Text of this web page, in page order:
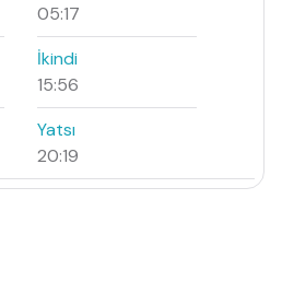
05:17
İkindi
15:56
Yatsı
20:19